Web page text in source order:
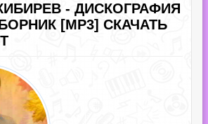
- ДИСКОГРАФИЯ
[MP3] СКАЧАТЬ